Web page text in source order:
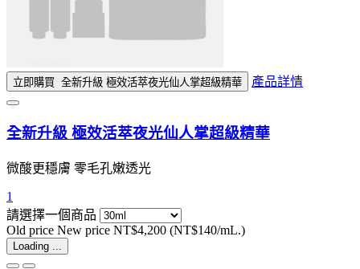
立即購買 全新升級 極效活萃夜光仙人掌超級精華 產品詳情
全新升級 極效活萃夜光仙人掌超級精華
微酸更穩膚 零毛孔嫩透光
1
請選擇一個商品
Old price New price NT$4,200 (NT$140/mL.)
Loading ...